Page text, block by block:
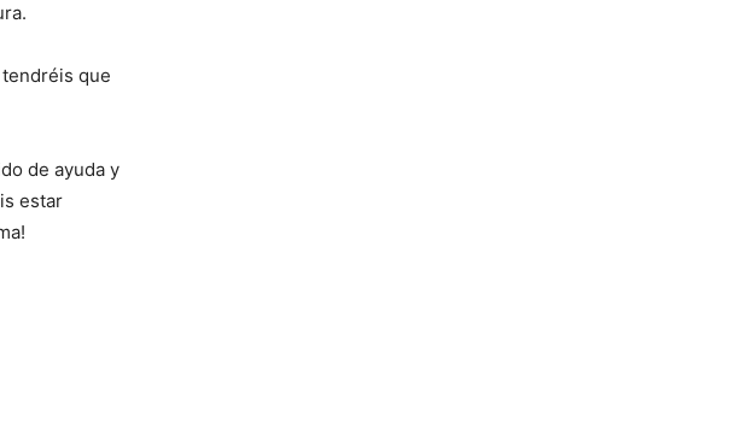
que
de ayuda y
estar